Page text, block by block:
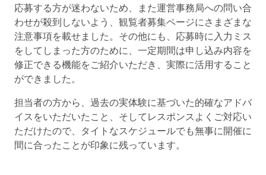
応募する方が迷わないため、また運営事務局への問い合
わせが殺到しないよう、観覧者募集ページにさまざまな
注意事項を載せました。その他にも、応募時に入力ミス
をしてしまった方のために、一定期間は申し込み内容を
修正できる機能をご紹介いただき、実際に活用すること
ができました。
担当者の方から、過去の実体験に基づいた的確なアドバ
イスをいただいたこと、そしてレスポンスよくご対応い
ただけたので、タイトなスケジュールでも無事に開催に
間に合ったことが印象に残っています。